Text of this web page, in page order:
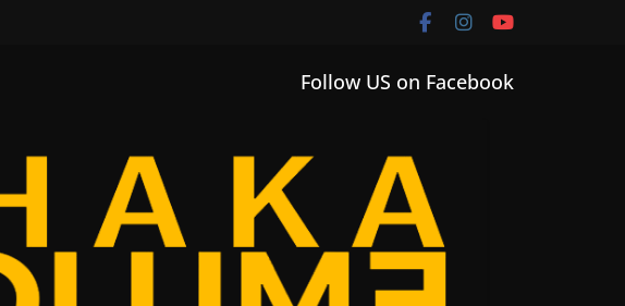
Follow US on Facebook